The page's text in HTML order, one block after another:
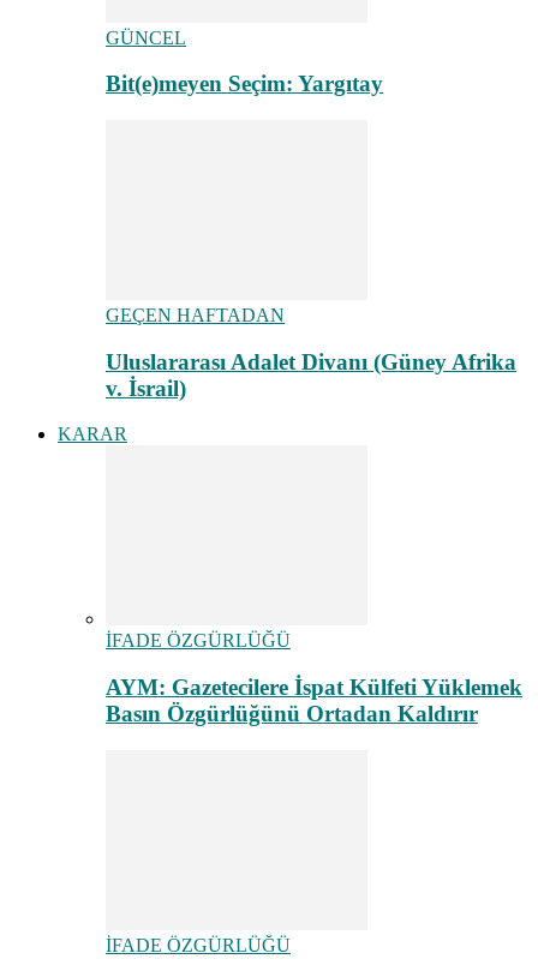
GÜNCEL
Bit(e)meyen Seçim: Yargıtay
GEÇEN HAFTADAN
Uluslararası Adalet Divanı (Güney Afrika
v. İsrail)
KARAR
İFADE ÖZGÜRLÜĞÜ
AYM: Gazetecilere İspat Külfeti Yüklemek
Basın Özgürlüğünü Ortadan Kaldırır
İFADE ÖZGÜRLÜĞÜ